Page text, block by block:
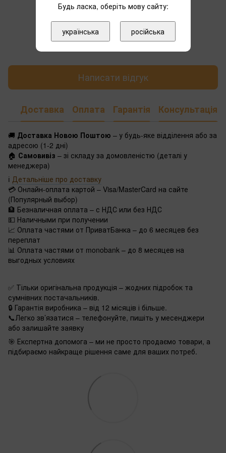
Додайте перший відгук
Написати відгук
Доставка Оплата Гарантія Консультація
🚚 Доставка Новою Поштою – у будь-яке відділення або за
адресою (1-2 дні)
🏠 Самовивіз – зі складу за домовленістю (деталі у
менеджера)
ℹ️ Детальніше про доставку
💳 Онлайн-оплата картой – Visa/MasterCard на сайте
(Популярный выбор)
🏦 Безналичная оплата – с НДС или без НДС
💵 Наличными при получении
📈 Оплата частями от ПриватБанка – до 6 месяцев без
переплат
📊 Оплата частями от monobank – до 8 месяцев на
выгодных условиях
✅ Тільки оригінальна продукція – жодних підробок та
сумнівних постачальників.
🔒 Гарантія виробника – від 12 місяців і більше.
📞Легко зв’язатися – телефонуйте, пишіть у месенджери
або залишайте заявку
🎯 Експертна допомога – ми не просто продаємо товари, а
підбираємо найкраще рішення саме для ваших потреб.
Будь ласка, оберіть мову сайту:
українська російська